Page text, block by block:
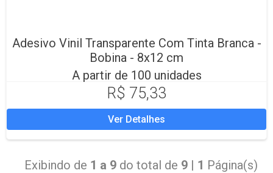
Adesivo Vinil Transparente Com Tinta Branca -
Bobina - 8x12 cm
A partir de 100 unidades
R$ 75,33
Ver Detalhes
Exibindo de 1 a 9 do total de 9 | 1 Página(s)